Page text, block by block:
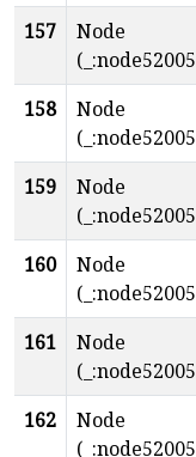
157
Node
158
Node
159
Node
160
Node
161
Node
162
Node